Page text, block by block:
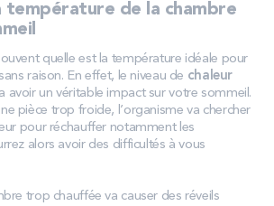
température de la chambre
quelle est la température idéale pour
raison. En effet, le niveau de chaleur
avoir un véritable impact sur votre sommeil.
pièce trop froide, l’organisme va chercher
pour réchauffer notamment les
alors avoir des difficultés à vous
trop chauffée va causer des réveils